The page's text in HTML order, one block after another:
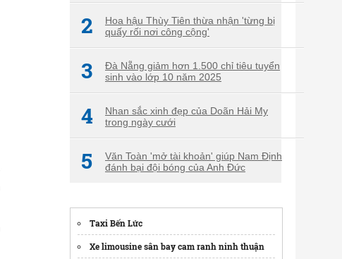
2
Hoa hậu Thùy Tiên thừa nhận 'từng bị
quấy rối nơi công cộng'
3
Đà Nẵng giảm hơn 1.500 chỉ tiêu tuyển
sinh vào lớp 10 năm 2025
4
Nhan sắc xinh đẹp của Doãn Hải My
trong ngày cưới
5
Văn Toàn 'mở tài khoản' giúp Nam Định
đánh bại đội bóng của Anh Đức
Taxi Bến Lức
Xe limousine sân bay cam ranh ninh thuận